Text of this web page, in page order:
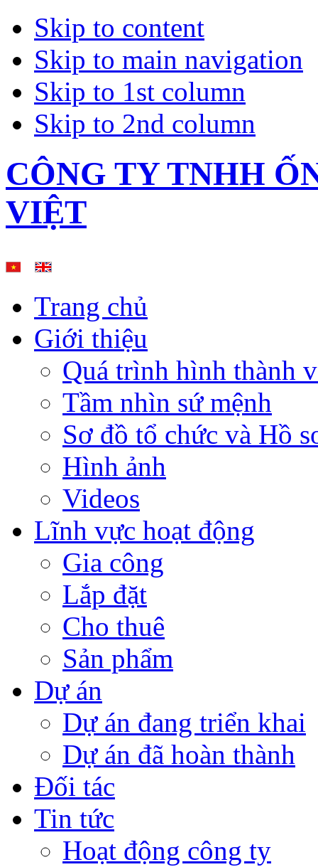
Skip to content
Skip to main navigation
Skip to 1st column
Skip to 2nd column
CÔNG TY TNHH
VIỆT
Trang chủ
Giới thiệu
Quá trình hình thành
Tầm nhìn sứ mệnh
Sơ đồ tổ chức và Hồ
Hình ảnh
Videos
Lĩnh vực hoạt động
Gia công
Lắp đặt
Cho thuê
Sản phẩm
Dự án
Dự án đang triển khai
Dự án đã hoàn thành
Đối tác
Tin tức
Hoạt động công ty